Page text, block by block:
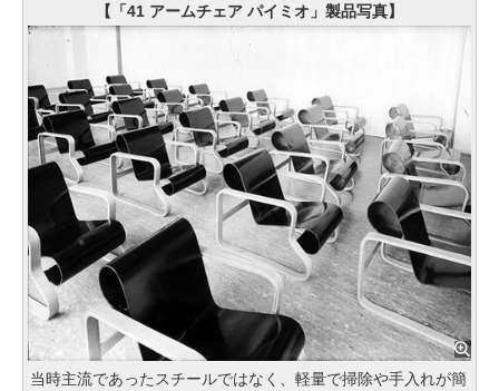
【「41 アームチェア パイミオ」製品写真】
当時主流であったスチールではなく、軽量で掃除や手入れが簡